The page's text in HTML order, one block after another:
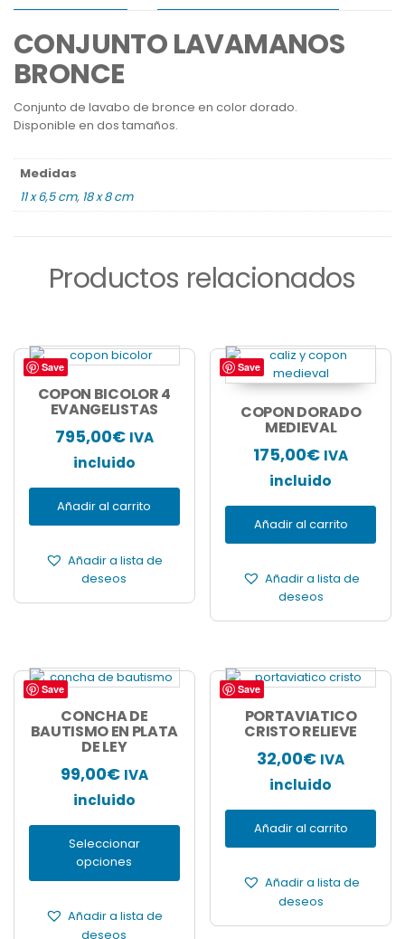
CONJUNTO LAVAMANOS
BRONCE
Conjunto de lavabo de bronce en color dorado.
Disponible en dos tamaños.
Medidas
11 x 6,5 cm, 18 x 8 cm
Productos relacionados
Save
COPON BICOLOR 4
EVANGELISTAS
795,00€ IVA
incluido
Añadir al carrito
Añadir a lista de
deseos
Save
COPON DORADO
MEDIEVAL
175,00€ IVA
incluido
Añadir al carrito
Añadir a lista de
deseos
Save
CONCHA DE
BAUTISMO EN PLATA
DE LEY
99,00€ IVA
incluido
Seleccionar
opciones
Este
producto
tiene
variantes.
opciones
pueden
en
páginaAñadir a lista de
deseos
Save
PORTAVIATICO
CRISTO RELIEVE
32,00€ IVA
incluido
Añadir al carrito
Añadir a lista de
deseos